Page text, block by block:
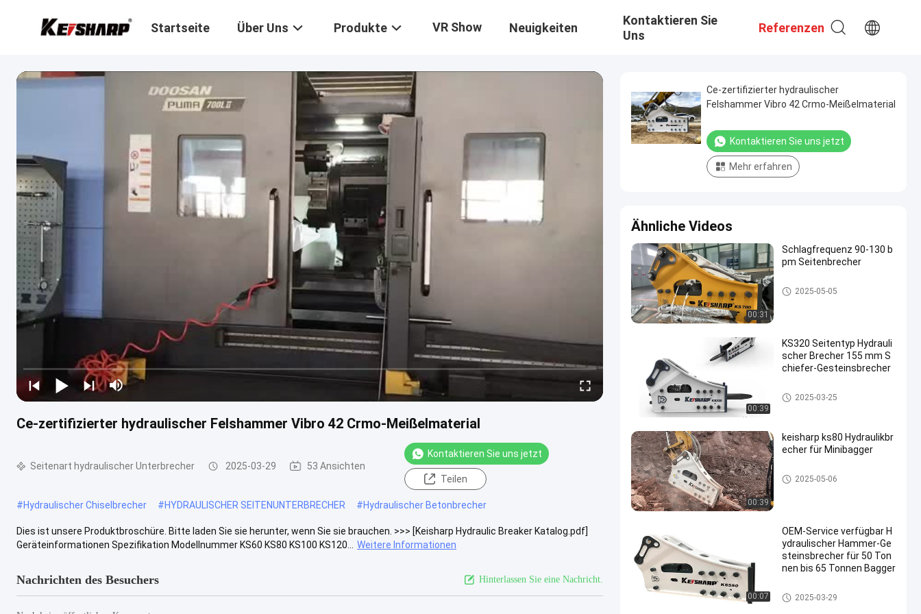
Startseite Über Uns Produkte VR Show Neuigkeiten
Kontaktieren Sie
Uns
Referenzen
Ce-zertifizierter hydraulischer Felshammer Vibro 42 Crmo-Meißelmaterial
Seitenart hydraulischer Unterbrecher 2025-03-29 53 Ansichten
Kontaktieren Sie uns jetzt
Teilen
#Hydraulischer Chiselbrecher #HYDRAULISCHER SEITENUNTERBRECHER #Hydraulischer Betonbrecher
Dies ist unsere Produktbroschüre. Bitte laden Sie sie herunter, wenn Sie sie brauchen. >>> [Keisharp Hydraulic Breaker Katalog.pdf]
Geräteinformationen Spezifikation Modellnummer KS60 KS80 KS100 KS120...
Weitere Informationen
Nachrichten des Besuchers Hinterlassen Sie eine Nachricht.
Ce-zertifizierter hydraulischer
Felshammer Vibro 42 Crmo-Meißelmaterial
Kontaktieren Sie uns jetzt
Mehr erfahren
Ähnliche Videos
00:31
Schlagfrequenz 90-130 b
pm Seitenbrecher
Seitenart hydraulischer Unterb
recher
2025-05-05
00:39
KS320 Seitentyp Hydrauli
scher Brecher 155 mm S
chiefer-Gesteinsbrecher
Seitenart hydraulischer Unterb
recher
2025-03-25
00:39
keisharp ks80 Hydraulikbr
echer für Minibagger
Seitenart hydraulischer Unterb
recher
2025-05-06
00:07
OEM-Service verfügbar H
ydraulischer Hammer-Ge
steinsbrecher für 50 Ton
nen bis 65 Tonnen Bagger
Seitenart hydraulischer Unterb
recher
2025-03-29